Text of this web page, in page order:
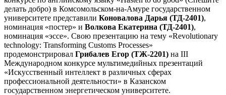
делать добро) в Комсомольском-на-Амуре государственном
университете представили Коновалова Дарья (ТД-2401),
номинация «постер» и Волкова Екатерина (ТД-2401),
номинация «эссе». Свою презентацию на тему «Revolutionary
technology: Transforming Customs Processes»
продемонстрировал Грибалев Егор (ТЖ-2201) на III
Международном конкурсе мультимедийных презентаций
«Искусственный интеллект в различных сферах
профессиональной деятельности» в Казанском
государственном энергетическом университете.